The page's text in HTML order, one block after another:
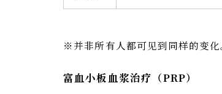
※并非所有人都可见到同样的变化
富血小板血浆治疗（PRP）